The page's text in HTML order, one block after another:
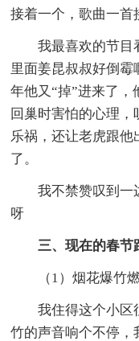
接着一个，歌曲一首
我最喜欢的节目
里面姜昆叔叔好倒霉
年他又“掉”进来了
回巢时害怕的心理
乐祸，还让老虎跟
了。
我不禁赞叹到一
呀
三、现在的春节
（1）烟花爆竹
我住得这个小区
竹的声音响个不停，